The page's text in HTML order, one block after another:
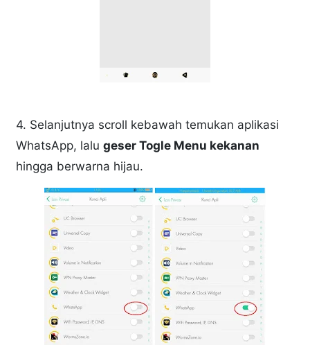
4. Selanjutnya scroll kebawah temukan aplikasi
WhatsApp, lalugeser Togle Menu kekanan
hingga berwarna hijau.